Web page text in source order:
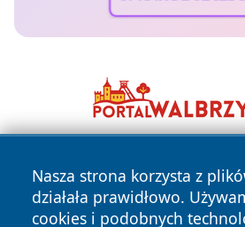
Nasza strona korzysta z
działała prawidłowo.
cookies i podobnych